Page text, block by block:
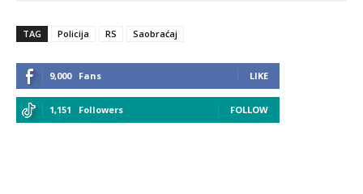
TAG Policija RS Saobraćaj
9,000 Fans LIKE
1,151 Followers FOLLOW